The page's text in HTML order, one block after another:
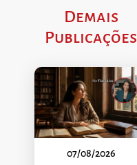
Demais
Publicações
07/08/2026